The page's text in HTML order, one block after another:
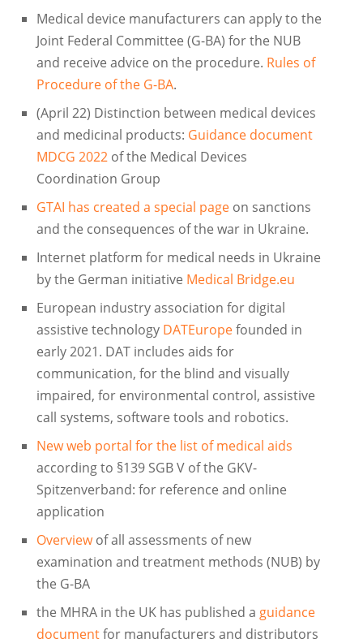
Medical device manufacturers can apply to the
Joint Federal Committee (G-BA) for the NUB
and receive advice on the procedure. Rules of
Procedure of the G-BA.
(April 22) Distinction between medical devices
and medicinal products: Guidance document
MDCG 2022 of the Medical Devices
Coordination Group
GTAI has created a special page on sanctions
and the consequences of the war in Ukraine.
Internet platform for medical needs in Ukraine
by the German initiative Medical Bridge.eu
European industry association for digital
assistive technology DATEuropefounded in
early 2021. DAT includes aids for
communication, for the blind and visually
impaired, for environmental control, assistive
call systems, software tools and robotics.
New web portal for the list of medical aids
according to §139 SGB V of the GKV-
Spitzenverband: for reference and online
application
Overviewof all assessments of new
examination and treatment methods (NUB) by
the G-BA
the MHRA in the UK has published a guidance
documentfor manufacturers and distributors